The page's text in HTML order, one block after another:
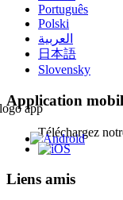
Português
Polski
العربية
日本語
Slovensky
Application
Téléchargez
Liens amis